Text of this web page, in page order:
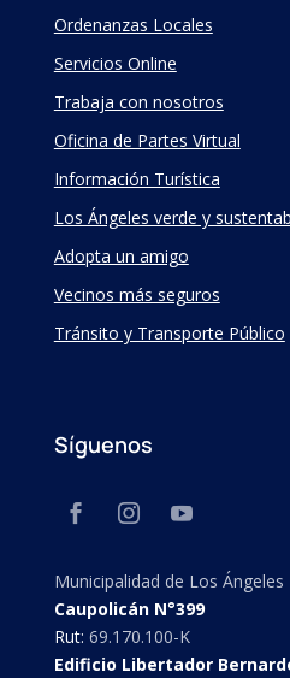
Ordenanzas Locales
Servicios Online
Trabaja con nosotros
Oficina de Partes Virtual
Información Turística
Los Ángeles verde y
Adopta un amigo
Vecinos más seguros
Tránsito y Transporte Público
Síguenos
Municipalidad de Los Ángeles
Caupolicán N°399
Rut: 69.170.100-K
Edificio Libertador